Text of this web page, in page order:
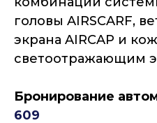
головы AIRSCARF,
экрана AIRCAP и
светоотражающим
Бронирование
609